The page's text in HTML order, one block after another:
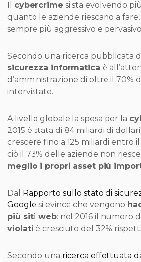
Il cybercrime si sta evolvendo
quanto le aziende riescano a
sempre più aggressivo e
Secondo una ricerca pubblicata
sicurezza informatica è
d’amministrazione di oltre il 70%
intervistate.
A livello globale la spesa per la
2015 è stata di 84 miliardi di
crescere fino a 125 miliardi entro
ciò il 73% delle aziende non riesce
meglio i propri asset più
Dal Rapporto sullo stato di
Google si evince che vengono
più siti web: nel 2016 il numero di
violati è cresciuto del 32%
Secondo una ricerca effettuata